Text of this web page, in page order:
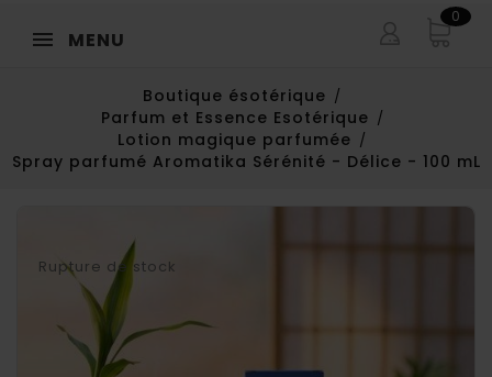
MENU
0
Boutique ésotérique
Parfum et Essence Esotérique
Lotion magique parfumée
Spray parfumé Aromatika Sérénité - Délice - 100 mL
Rupture de stock